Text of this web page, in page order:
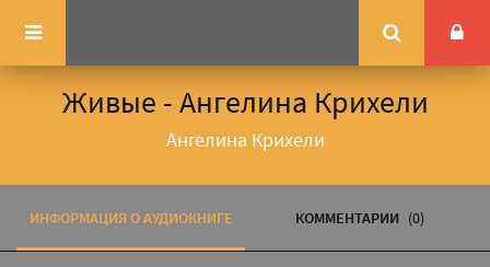
Живые - Ангелина Крихели
Ангелина Крихели
ИНФОРМАЦИЯ О АУДИОКНИГЕ КОММЕНТАРИИ (0)